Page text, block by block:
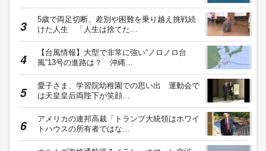
5歳で両足切断、差別や困難を乗り越え挑戦続
けた人生 「人生は捨てた…
【台風情報】大型で非常に強い“ノロノロ台
風”13号の進路は？ 沖縄…
愛子さま、学習院幼稚園での思い出 運動会で
は天皇皇后両陛下が笑顔…
アメリカの連邦高裁「トランプ大統領はホワイ
トハウスの所有者ではな…